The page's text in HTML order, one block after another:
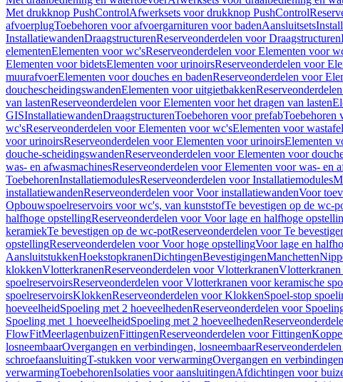
Met drukknop PushControlAfwerksets voor drukknop PushControl
afvoerplugToebehoren voor afvoergarnituren voor badenAansluitsets
InstallatiewandenDraagstructurenReserveonderdelen voor Draagstructuren
elementenElementen voor wc'sReserveonderdelen voor Elementen voor
Elementen voor bidetsElementen voor urinoirsReserveonderdelen voor
muurafvoerElementen voor douches en badenReserveonderdelen voor
douchescheidingswandenElementen voor uitgietbakken
van lastenReserveonderdelen voor Elementen voor het dragen van lasten
GISInstallatiewandenDraagstructurenToebehoren voor prefabToebehoren
wc'sReserveonderdelen voor Elementen voor wc'sElementen voor
voor urinoirsReserveonderdelen voor Elementen voor urinoirsElementen
douche-scheidingswandenReserveonderdelen voor Elementen voor
was- en afwasmachinesReserveonderdelen voor Elementen voor was- en
ToebehorenInstallatiemodulesReserveonderdelen voor Installatiemodules
installatiewandenReserveonderdelen voor Voor installatiewandenVoor
Opbouwspoelreservoirs voor wc's, van kunststofTe bevestigen op de wc-
halfhoge opstellingReserveonderdelen voor Voor lage en halfhoge
keramiekTe bevestigen op de wc-potReserveonderdelen voor Te
opstellingReserveonderdelen voor Voor hoge opstellingVoor lage en
AansluitstukkenHoekstopkranenDichtingenBevestigingenManchetten
klokkenVlotterkranenReserveonderdelen voor Vlotterkranen
spoelreservoirsReserveonderdelen voor Vlotterkranen voor keramische
spoelreservoirsKlokkenReserveonderdelen voor KlokkenSpoel-stop
hoeveelheidSpoeling met 2 hoeveelhedenReserveonderdelen voor
Spoeling met 1 hoeveelheidSpoeling met 2 hoeveelheden
FlowFitMeerlagenbuizenFittingenReserveonderdelen voor Fittingen
losneembaarOvergangen en verbindingen, losneembaar
schroefaansluitingT-stukken voor verwarmingOvergangen en
verwarmingToebehorenIsolaties voor aansluitingenAfdichtingen voor